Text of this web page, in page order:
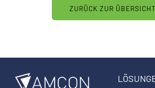
ZURÜCK ZUR ÜBERSICHT